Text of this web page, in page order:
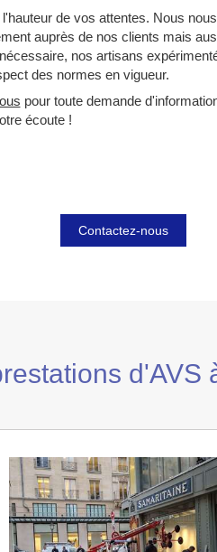
de vos attentes. Nous nous
auprès de nos clients mais
nos artisans
des normes en vigueur.
pour toute demande
écoute !
Contactez-nous
d'AVS